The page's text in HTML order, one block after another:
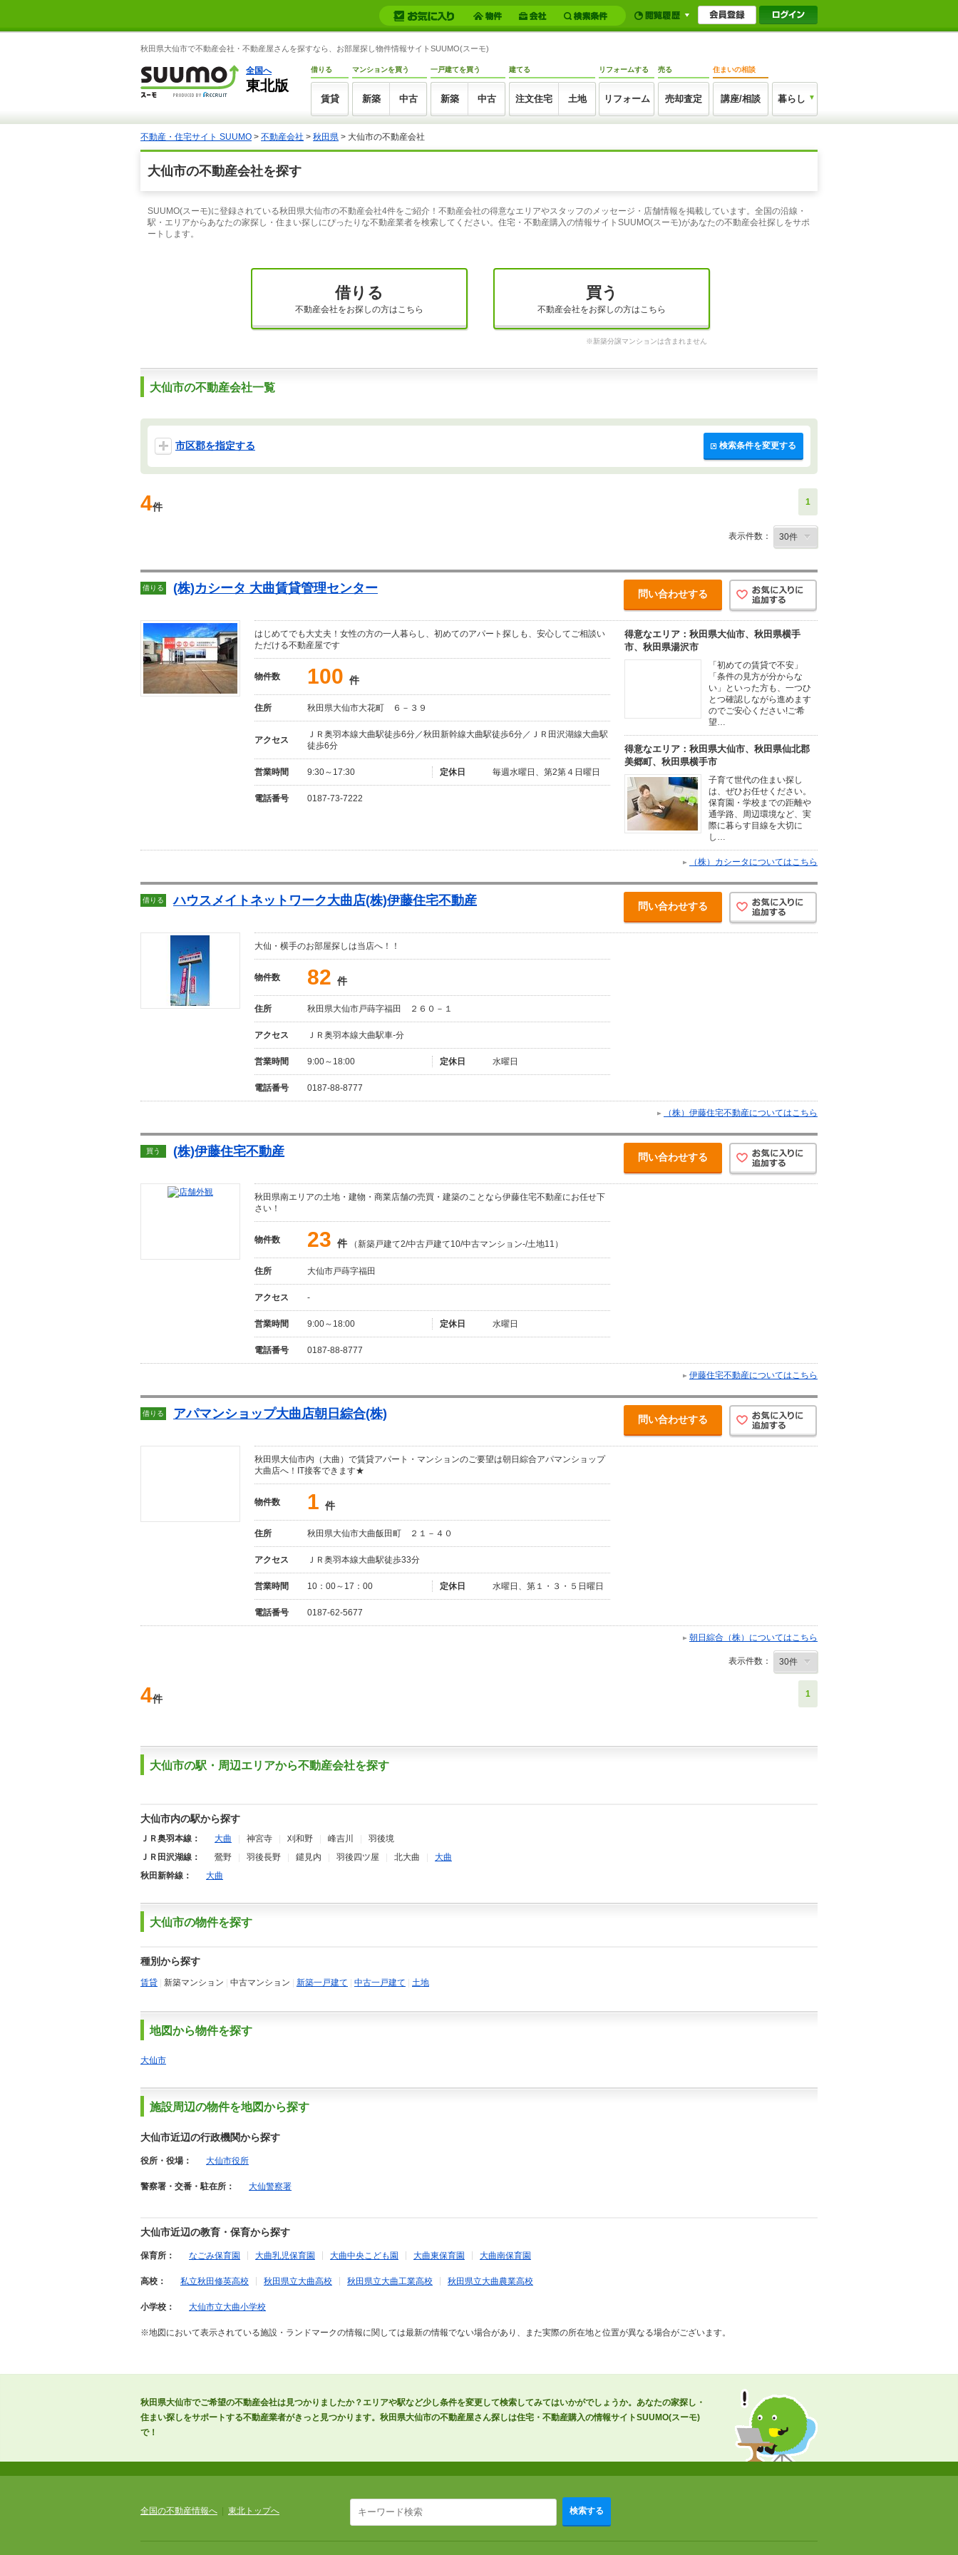
秋田県大仙市で不動産会社・不動産屋さんを探すなら、お部屋探し物件情報サイトSUUMO(スーモ)
全国へ
東北版
借りる
賃貸
マンションを買う
新築 中古
一戸建てを買う
新築 中古
建てる
注文住宅 土地
リフォームする
リフォーム
売る
売却査定
住まいの相談
講座/相談 暮らし
不動産・住宅サイト SUUMO > 不動産会社 > 秋田県 > 大仙市の不動産会社
大仙市の不動産会社を探す
SUUMO(スーモ)に登録されている秋田県大仙市の不動産会社4件をご紹介！不動産会社の得意なエリアやスタッフのメッセージ・店舗情報を掲載しています。全国の沿線・
駅・エリアからあなたの家探し・住まい探しにぴったりな不動産業者を検索してください。住宅・不動産購入の情報サイトSUUMO(スーモ)があなたの不動産会社探しをサポ
ートします。
借りる
不動産会社をお探しの方はこちら
買う
不動産会社をお探しの方はこちら
※新築分譲マンションは含まれません
大仙市の不動産会社一覧
市区郡を指定する 検索条件を変更する
4件 1
表示件数：
借りる (株)カシータ 大曲賃貸管理センター 問い合わせする
はじめてでも大丈夫！女性の方の一人暮らし、初めてのアパート探しも、安心してご相談い
ただける不動産屋です
物件数 100 件
住所 秋田県大仙市大花町 ６－３９
アクセス
ＪＲ奥羽本線大曲駅徒歩6分／秋田新幹線大曲駅徒歩6分／ＪＲ田沢湖線大曲駅
徒歩6分
営業時間 9:30～17:30 定休日 毎週水曜日、第2第４日曜日
電話番号 0187-73-7222
得意なエリア：秋田県大仙市、秋田県横手
市、秋田県湯沢市
「初めての賃貸で不安」
「条件の見方が分からな
い」といった方も、一つひ
とつ確認しながら進めます
のでご安心ください!ご希
望…
得意なエリア：秋田県大仙市、秋田県仙北郡
美郷町、秋田県横手市
子育て世代の住まい探し
は、ぜひお任せください。
保育園・学校までの距離や
通学路、周辺環境など、実
際に暮らす目線を大切に
し…
（株）カシータについてはこちら
借りる ハウスメイトネットワーク大曲店(株)伊藤住宅不動産 問い合わせする
大仙・横手のお部屋探しは当店へ！！
物件数 82 件
住所 秋田県大仙市戸蒔字福田 ２６０－１
アクセス ＪＲ奥羽本線大曲駅車-分
営業時間 9:00～18:00 定休日 水曜日
電話番号 0187-88-8777
（株）伊藤住宅不動産についてはこちら
買う (株)伊藤住宅不動産 問い合わせする
秋田県南エリアの土地・建物・商業店舗の売買・建築のことなら伊藤住宅不動産にお任せ下
さい！
物件数 23 件 （新築戸建て2/中古戸建て10/中古マンション-/土地11）
住所 大仙市戸蒔字福田
アクセス -
営業時間 9:00～18:00 定休日 水曜日
電話番号 0187-88-8777
伊藤住宅不動産についてはこちら
借りる アパマンショップ大曲店朝日綜合(株) 問い合わせする
秋田県大仙市内（大曲）で賃貸アパート・マンションのご要望は朝日綜合アパマンショップ
大曲店へ！IT接客できます★
物件数 1 件
住所 秋田県大仙市大曲飯田町 ２１－４０
アクセス ＪＲ奥羽本線大曲駅徒歩33分
営業時間 10：00～17：00 定休日 水曜日、第１・３・５日曜日
電話番号 0187-62-5677
朝日綜合（株）についてはこちら
表示件数：
4件 1
大仙市の駅・周辺エリアから不動産会社を探す
大仙市内の駅から探す
ＪＲ奥羽本線： 大曲 神宮寺 刈和野 峰吉川
羽後境
ＪＲ田沢湖線：
鶯野 羽後長野 鑓見内 羽後四ツ屋 北大曲
大曲
秋田新幹線：
大曲
大仙市の物件を探す
種別から探す
賃貸 新築マンション 中古マンション 新築一戸建て 中古一戸建て 土地
地図から物件を探す
大仙市
施設周辺の物件を地図から探す
大仙市近辺の行政機関から探す
役所・役場： 大仙市役所
警察署・交番・駐在所： 大仙警察署
大仙市近辺の教育・保育から探す
保育所： なごみ保育園 大曲乳児保育園 大曲中央こども園 大曲東保育園 大曲南保育園
高校： 私立秋田修英高校 秋田県立大曲高校 秋田県立大曲工業高校 秋田県立大曲農業高校
小学校： 大仙市立大曲小学校
※地図において表示されている施設・ランドマークの情報に関しては最新の情報でない場合があり、また実際の所在地と位置が異なる場合がございます。
秋田県大仙市でご希望の不動産会社は見つかりましたか？エリアや駅など少し条件を変更して検索してみてはいかがでしょうか。あなたの家探し・
住まい探しをサポートする不動産業者がきっと見つかります。秋田県大仙市の不動産屋さん探しは住宅・不動産購入の情報サイトSUUMO(スーモ)
で！
全国の不動産情報へ 東北トップへ 検索する